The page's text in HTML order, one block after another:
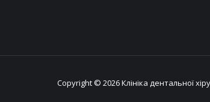
Copyright © 2026 Клініка дентальної